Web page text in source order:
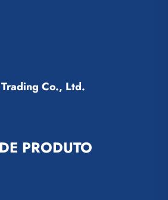
Co., Ltd.
PRODUTO